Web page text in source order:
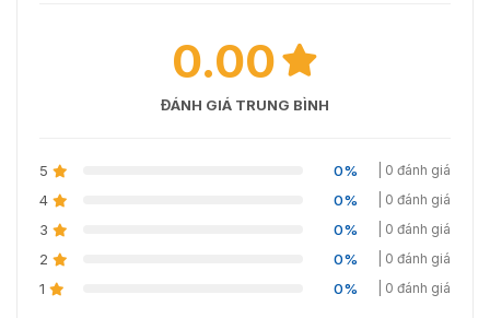
Có
340*110*265mm
0.00
ĐÁNH GIÁ TRUNG BÌNH
5 0% | 0 đánh giá
4 0% | 0 đánh giá
3 0% | 0 đánh giá
2 0% | 0 đánh giá
1 0% | 0 đánh giá